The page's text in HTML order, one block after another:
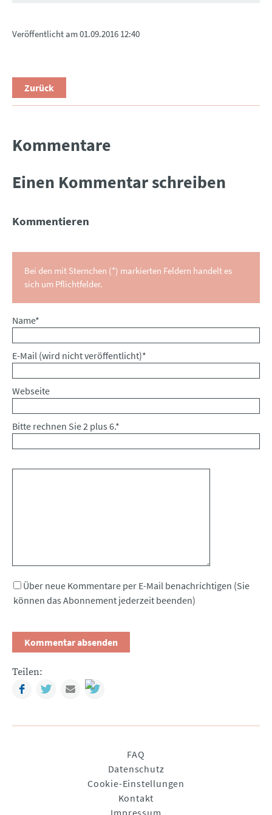
Veröffentlicht am01.09.2016 12:40
Zurück
Kommentare
Einen Kommentar schreiben
Kommentieren
Bei den mit Sternchen (*) markierten Feldern handelt es
sich um Pflichtfelder.
Pflichtfeld
Name*
Pflichtfeld
E-Mail (wird nicht veröffentlicht)*
Webseite
Bitte rechnen Sie 2 plus 6.*
Über neue Kommentare per E-Mail benachrichtigen (Sie
können das Abonnement jederzeit beenden)
Teilen:
FacebookTwitterMail
FAQ
Datenschutz
Cookie-Einstellungen
Kontakt
Impressum